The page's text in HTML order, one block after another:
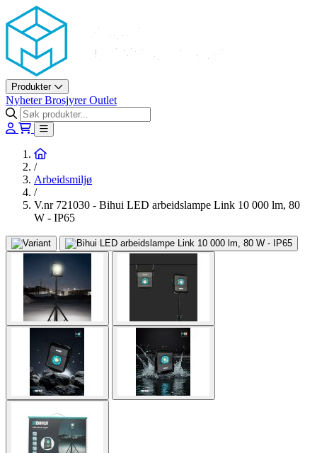
Askøy Murerverktøy AS
Produkter
NyheterBrosjyrerOutlet
Hjem
/
Arbeidsmiljø
/
V.nr 721030 - Bihui LED arbeidslampe Link 10 000 lm, 80
W - IP65